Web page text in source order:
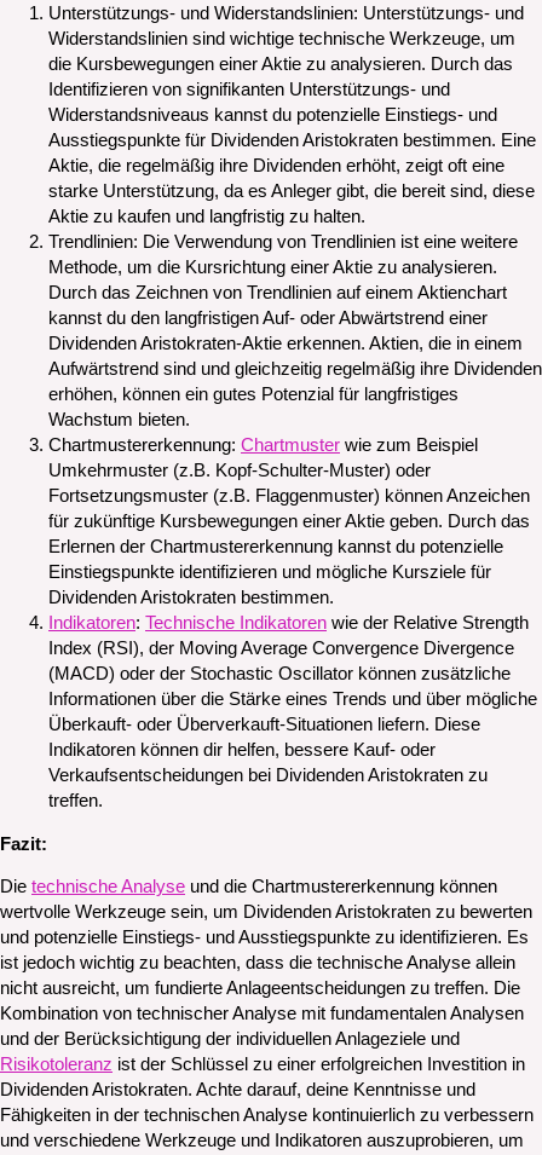
Unterstützungs- und Widerstandslinien: Unterstützungs- und
Widerstandslinien sind wichtige technische Werkzeuge, um
die Kursbewegungen einer Aktie zu analysieren. Durch das
Identifizieren von signifikanten Unterstützungs- und
Widerstandsniveaus kannst du potenzielle Einstiegs- und
Ausstiegspunkte für Dividenden Aristokraten bestimmen. Eine
Aktie, die regelmäßig ihre Dividenden erhöht, zeigt oft eine
starke Unterstützung, da es Anleger gibt, die bereit sind, diese
Aktie zu kaufen und langfristig zu halten.
Trendlinien: Die Verwendung von Trendlinien ist eine weitere
Methode, um die Kursrichtung einer Aktie zu analysieren.
Durch das Zeichnen von Trendlinien auf einem Aktienchart
kannst du den langfristigen Auf- oder Abwärtstrend einer
Dividenden Aristokraten-Aktie erkennen. Aktien, die in einem
Aufwärtstrend sind und gleichzeitig regelmäßig ihre Dividenden
erhöhen, können ein gutes Potenzial für langfristiges
Wachstum bieten.
Chartmustererkennung: Chartmuster wie zum Beispiel
Umkehrmuster (z.B. Kopf-Schulter-Muster) oder
Fortsetzungsmuster (z.B. Flaggenmuster) können Anzeichen
für zukünftige Kursbewegungen einer Aktie geben. Durch das
Erlernen der Chartmustererkennung kannst du potenzielle
Einstiegspunkte identifizieren und mögliche Kursziele für
Dividenden Aristokraten bestimmen.
Indikatoren: Technische Indikatoren wie der Relative Strength
Index (RSI), der Moving Average Convergence Divergence
(MACD) oder der Stochastic Oscillator können zusätzliche
Informationen über die Stärke eines Trends und über mögliche
Überkauft- oder Überverkauft-Situationen liefern. Diese
Indikatoren können dir helfen, bessere Kauf- oder
Verkaufsentscheidungen bei Dividenden Aristokraten zu
treffen.
Fazit:
Die technische Analyse und die Chartmustererkennung können
wertvolle Werkzeuge sein, um Dividenden Aristokraten zu bewerten
und potenzielle Einstiegs- und Ausstiegspunkte zu identifizieren. Es
ist jedoch wichtig zu beachten, dass die technische Analyse allein
nicht ausreicht, um fundierte Anlageentscheidungen zu treffen. Die
Kombination von technischer Analyse mit fundamentalen Analysen
und der Berücksichtigung der individuellen Anlageziele und
Risikotoleranz ist der Schlüssel zu einer erfolgreichen Investition in
Dividenden Aristokraten. Achte darauf, deine Kenntnisse und
Fähigkeiten in der technischen Analyse kontinuierlich zu verbessern
und verschiedene Werkzeuge und Indikatoren auszuprobieren, um